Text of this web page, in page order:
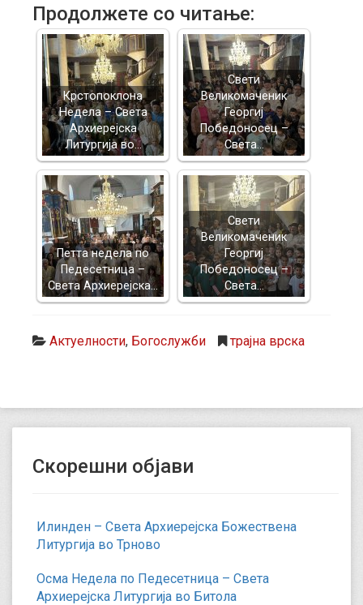
Продолжете со читање:
Крстопоклона
Недела – Света
Архиерејска
Литургија во…
Свети
Великомаченик
Георгиј
Победоносец –
Света…
Петта недела по
Педесетница –
Света Архиерејска…
Свети
Великомаченик
Георгиј
Победоносец –
Света…
Актуелности, Богослужби трајна врска
Скорешни објави
Илинден – Света Архиерејска Божествена
Литургија во Трново
Осма Недела по Педесетница – Света
Архиерејска Литургија во Битола